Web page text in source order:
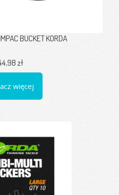
BUCKET KORDA
zł
więcej